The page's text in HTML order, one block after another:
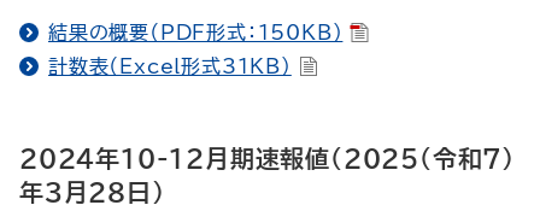
結果の概要（PDF形式：150KB）
計数表（Excel形式31KB）
2024年10-12月期速報値（2025（令和7）
年3月28日）